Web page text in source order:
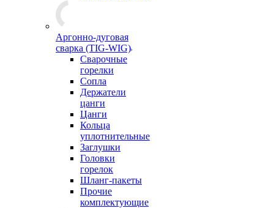
Аргонно-дуговая
сварка (TIG-WIG)
Сварочные
горелки
Сопла
Держатели
цанги
Цанги
Кольца
уплотнительные
Заглушки
Головки
горелок
Шланг-пакеты
Прочие
комплектующие